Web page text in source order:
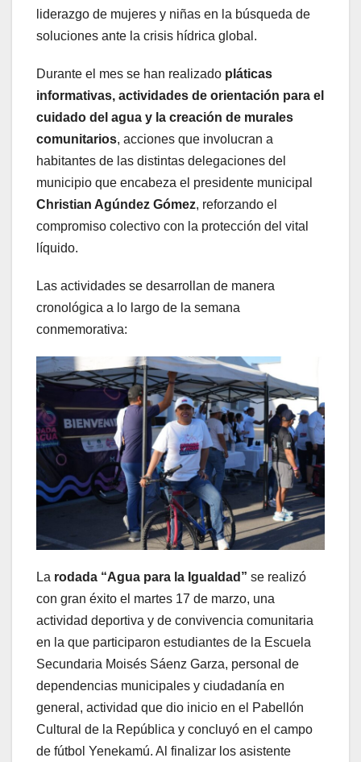
liderazgo de mujeres y niñas en la búsqueda de
soluciones ante la crisis hídrica global.
Durante el mes se han realizado pláticas
informativas, actividades de orientación para el
cuidado del agua y la creación de murales
comunitarios, acciones que involucran a
habitantes de las distintas delegaciones del
municipio que encabeza el presidente municipal
Christian Agúndez Gómez, reforzando el
compromiso colectivo con la protección del vital
líquido.
Las actividades se desarrollan de manera
cronológica a lo largo de la semana
conmemorativa:
La rodada “Agua para la Igualdad” se realizó
con gran éxito el martes 17 de marzo, una
actividad deportiva y de convivencia comunitaria
en la que participaron estudiantes de la Escuela
Secundaria Moisés Sáenz Garza, personal de
dependencias municipales y ciudadanía en
general, actividad que dio inicio en el Pabellón
Cultural de la República y concluyó en el campo
de fútbol Yenekamú. Al finalizar los asistente